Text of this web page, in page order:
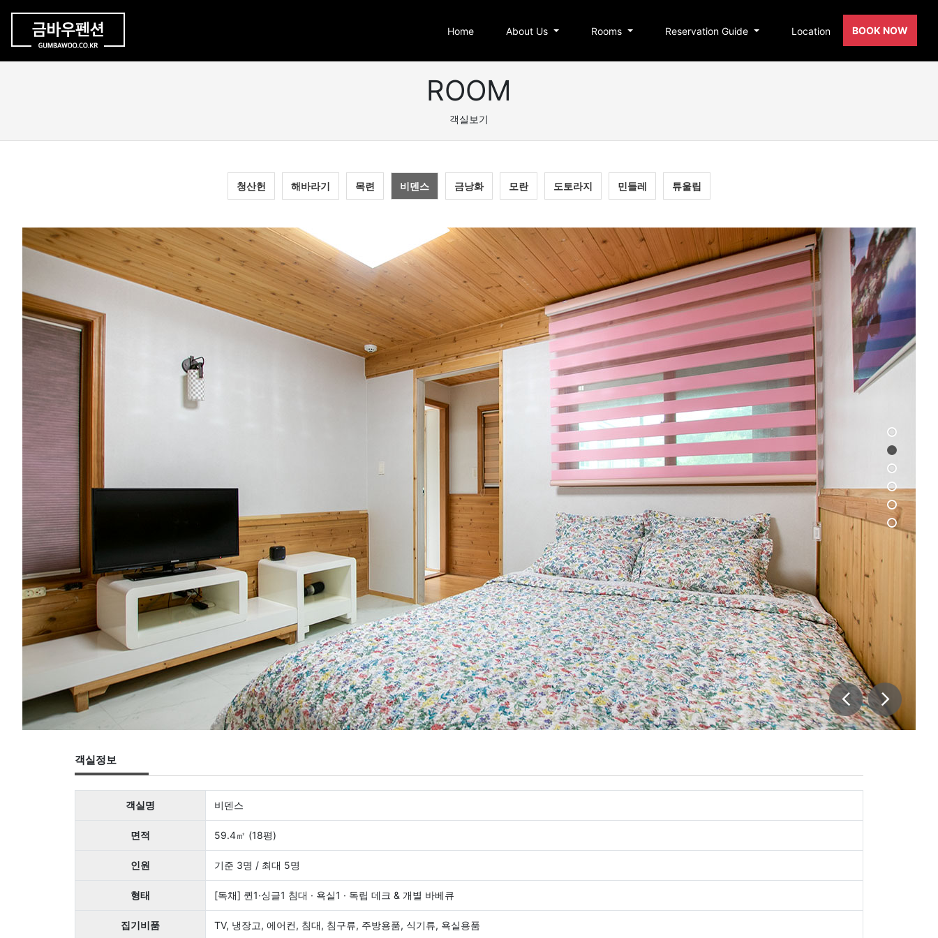
BOOK NOW
Home About Us Rooms Reservation Guide Location
ROOM
객실보기
청산헌 해바라기 목련 비덴스 금낭화 모란 도토라지 민들레 튜울립
객실정보
객실명 비덴스
면적 59.4㎡ (18평)
인원 기준 3명 / 최대 5명
형태 [독채] 퀸1·싱글1 침대 · 욕실1 · 독립 데크 & 개별 바베큐
집기비품 TV, 냉장고, 에어컨, 침대, 침구류, 주방용품, 식기류, 욕실용품